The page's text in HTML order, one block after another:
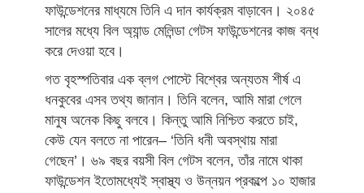
ফাউন্ডেশনের মাধ্যমে তিনি এ দান কার্যক্রম বাড়াবেন। ২০৪৫
সালের মধ্যে বিল অ্যান্ড মেলিন্ডা গেটস ফাউন্ডেশনের কাজ বন্ধ
করে দেওয়া হবে।
গত বৃহস্পতিবার এক ব্লগ পোস্টে বিশ্বের অন্যতম শীর্ষ এ
ধনকুবের এসব তথ্য জানান। তিনি বলেন, আমি মারা গেলে
মানুষ অনেক কিছু বলবে। কিন্তু আমি নিশ্চিত করতে চাই,
কেউ যেন বলতে না পারেন– ‘তিনি ধনী অবস্থায় মারা
গেছেন’। ৬৯ বছর বয়সী বিল গেটস বলেন, তাঁর নামে থাকা
ফাউন্ডেশন ইতোমধ্যেই স্বাস্থ্য ও উন্নয়ন প্রকল্পে ১০ হাজার